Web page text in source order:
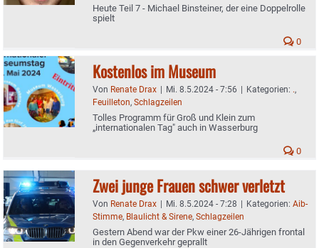
Heute Teil 7 - Michael Binsteiner, der eine Doppelrolle
spielt
0
Kostenlos im Museum
Von Renate Drax | Mi. 8.5.2024 - 7:56 | Kategorien: .,
Feuilleton, Schlagzeilen
Tolles Programm für Groß und Klein zum
„internationalen Tag" auch in Wasserburg
0
Zwei junge Frauen schwer verletzt
Von Renate Drax | Mi. 8.5.2024 - 7:28 | Kategorien: Aib-
Stimme, Blaulicht & Sirene, Schlagzeilen
Gestern Abend war der Pkw einer 26-Jährigen frontal
in den Gegenverkehr geprallt